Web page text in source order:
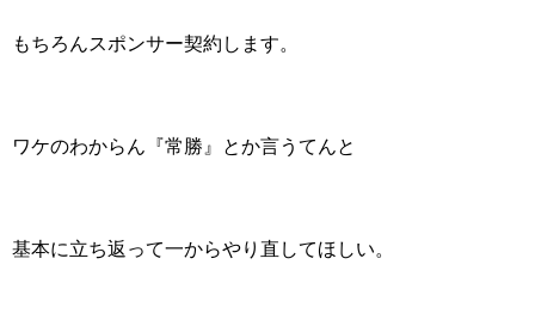
もちろんスポンサー契約します。
ワケのわからん『常勝』とか言うてんと
基本に立ち返って一からやり直してほしい。